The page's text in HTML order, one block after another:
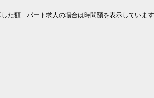
た額、パート求人の場合は時間額を表示しています